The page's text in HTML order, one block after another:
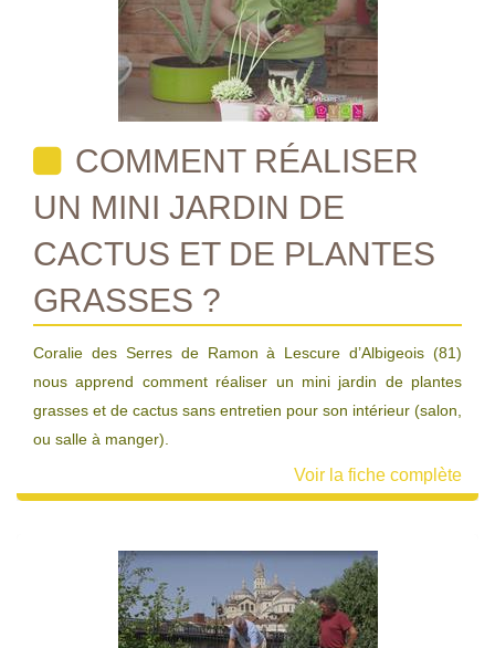
COMMENT RÉALISER
UN MINI JARDIN DE
CACTUS ET DE PLANTES
GRASSES ?
Coralie des Serres de Ramon à Lescure d’Albigeois (81)
nous apprend comment réaliser un mini jardin de plantes
grasses et de cactus sans entretien pour son intérieur (salon,
ou salle à manger).
Voir la fiche complète